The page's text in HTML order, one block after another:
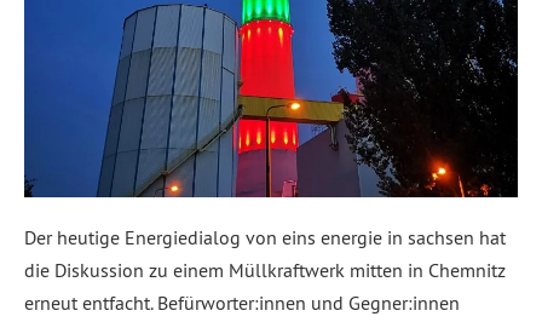
Der heutige Energiedialog von eins energie in sachsen hat
die Diskussion zu einem Müllkraftwerk mitten in Chemnitz
erneut entfacht. Befürworter:innen und Gegner:innen